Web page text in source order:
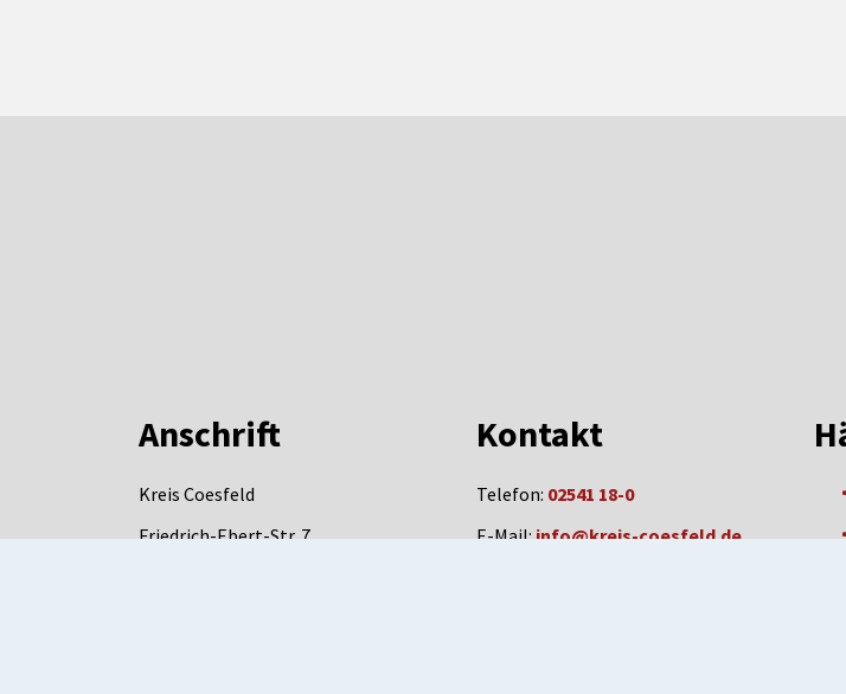
Anschrift
Kreis Coesfeld
Friedrich-Ebert-Str. 7
Kontakt
Telefon: 02541 18-0
E-Mail:info@kreis-coesfeld.de